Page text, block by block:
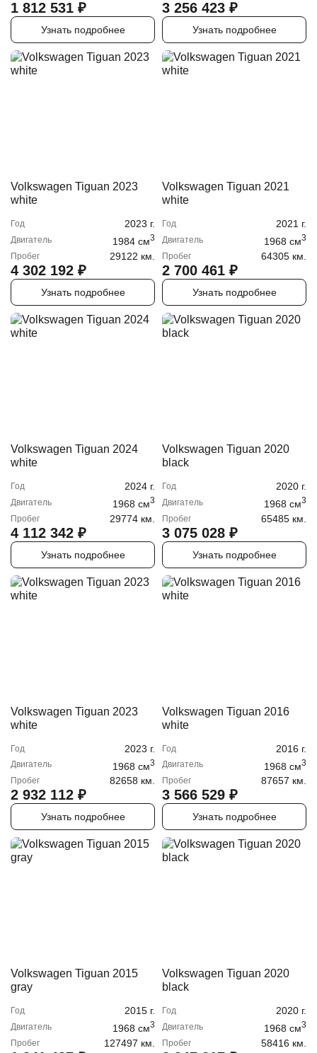
1 812 531 ₽
Узнать подробнее
3 256 423 ₽
Узнать подробнее
Volkswagen Tiguan 2023
white
Год 2023 г.
Двигатель 1984 cм3
Пробег 29122 км.
4 302 192 ₽
Узнать подробнее
Volkswagen Tiguan 2021
white
Год 2021 г.
Двигатель 1968 cм3
Пробег 64305 км.
2 700 461 ₽
Узнать подробнее
Volkswagen Tiguan 2024
white
Год 2024 г.
Двигатель 1968 cм3
Пробег 29774 км.
4 112 342 ₽
Узнать подробнее
Volkswagen Tiguan 2020
black
Год 2020 г.
Двигатель 1968 cм3
Пробег 65485 км.
3 075 028 ₽
Узнать подробнее
Volkswagen Tiguan 2023
white
Год 2023 г.
Двигатель 1968 cм3
Пробег 82658 км.
2 932 112 ₽
Узнать подробнее
Volkswagen Tiguan 2016
white
Год 2016 г.
Двигатель 1968 cм3
Пробег 87657 км.
3 566 529 ₽
Узнать подробнее
Volkswagen Tiguan 2015
gray
Год 2015 г.
Двигатель 1968 cм3
Пробег 127497 км.
Volkswagen Tiguan 2020
black
Год 2020 г.
Двигатель 1968 cм3
Пробег 58416 км.